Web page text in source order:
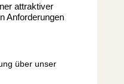
attraktiver
Anforderungen
über unser